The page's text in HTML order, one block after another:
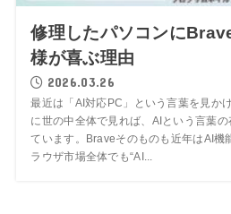
修理したパソコンに
様が喜ぶ理由
2026.03.26
最近は「AI対応PC」という言葉を見か
に世の中全体で見れば、AIという言葉
ています。Braveそのものも近年はAI機
ラウザ市場全体でも“AI...